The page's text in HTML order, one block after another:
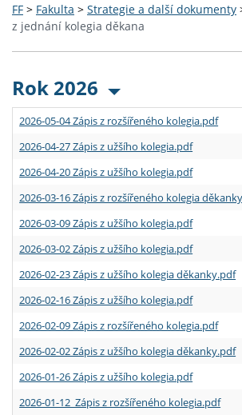
FF > Fakulta > Strategie a další dokumenty
z jednání kolegia děkana
Rok 2026
2026-05-04 Zápis z rozšířeného kolegia.pdf
2026-04-27 Zápis z užšího kolegia.pdf
2026-04-20 Zápis z užšího kolegia.pdf
2026-03-16 Zápis z rozšířeného kolegia
2026-03-09 Zápis z užšího kolegia.pdf
2026-03-02 Zápis z užšího kolegia.pdf
2026-02-23 Zápis z užšího kolegia děkanky.pdf
2026-02-16 Zápis z užšího kolegia.pdf
2026-02-09 Zápis z rozšířeného kolegia.pdf
2026-02-02 Zápis z užšího kolegia děkanky.pdf
2026-01-26 Zápis z užšího kolegia.pdf
2026-01-12 Zápis z rozšířeného kolegia.pdf